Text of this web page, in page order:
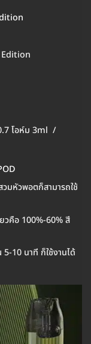
โอห์ม 3ml /
วมหัวพอตก็สามารถใช้
วคือ 100%-60% สี
5-10 นาที ก็ใช้งานได้